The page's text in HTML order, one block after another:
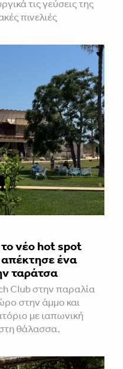
τις γεύσεις της
πινελιές
νέο hot spot
ένα
ταράτσα
Club στην παραλία
στην άμμο και
με ιαπωνική
θάλασσα.